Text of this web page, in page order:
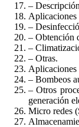
–
Aplicaciones
–
– Obtención
–
– Otras.
Aplicaciones
– Bombeos
– Otros
generación
Micro redes